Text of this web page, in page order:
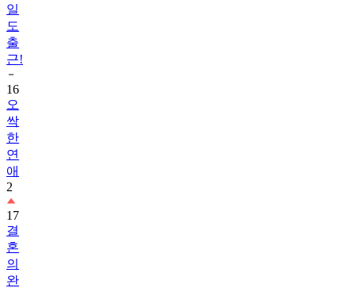
일
도
출
근!
16
오
싹
한
연
애
2
17
결
혼
의
완